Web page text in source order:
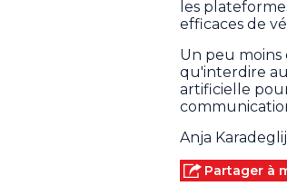
les
efficaces de
Un peu moins
qu'interdire
artificielle
Anja
Partager à